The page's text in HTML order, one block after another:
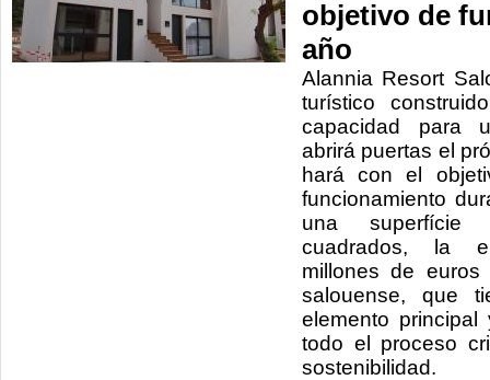
objetivo de
año
Alannia Resort
turístico
capacidad para
abrirá puertas el
hará con el
funcionamiento
una superfície
cuadrados, la
millones de
salouense, que
elemento
todo el proceso
sostenibilidad.